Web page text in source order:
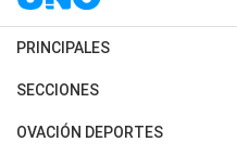
PRINCIPALES
Últimas Noticias
Política
SECCIONES
Horóscopo
OVACIÓN DEPORTES